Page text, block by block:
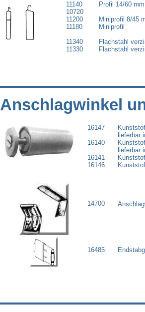
11140
10720
11200
11180
11340
11330
Profil 14/60
Miniprofil 8/45
Miniprofil
Flachstahl
Flachstahl
Anschlagwinkel
16147
16140
16141
16146
lieferbar
lieferbar
14700
16485